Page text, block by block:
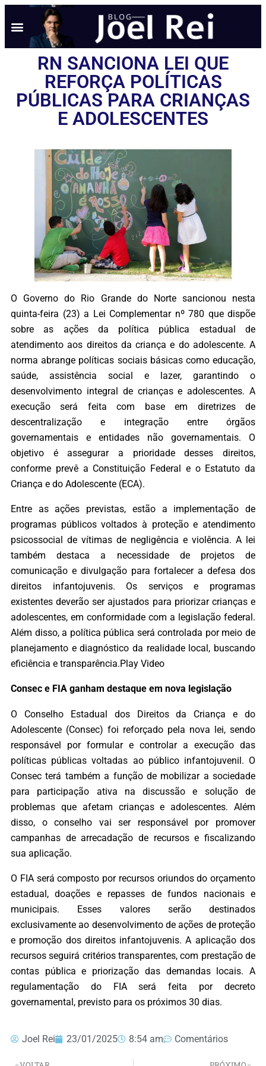
RN SANCIONA LEI QUE
REFORÇA POLÍTICAS
PÚBLICAS PARA CRIANÇAS
E ADOLESCENTES
O Governo do Rio Grande do Norte sancionou nesta
quinta-feira (23) a Lei Complementar nº 780 que dispõe
sobre as ações da política pública estadual de
atendimento aos direitos da criança e do adolescente. A
norma abrange políticas sociais básicas como educação,
saúde, assistência social e lazer, garantindo o
desenvolvimento integral de crianças e adolescentes. A
execução será feita com base em diretrizes de
descentralização e integração entre órgãos
governamentais e entidades não governamentais. O
objetivo é assegurar a prioridade desses direitos,
conforme prevê a Constituição Federal e o Estatuto da
Criança e do Adolescente (ECA).
Entre as ações previstas, estão a implementação de
programas públicos voltados à proteção e atendimento
psicossocial de vítimas de negligência e violência. A lei
também destaca a necessidade de projetos de
comunicação e divulgação para fortalecer a defesa dos
direitos infantojuvenis. Os serviços e programas
existentes deverão ser ajustados para priorizar crianças e
adolescentes, em conformidade com a legislação federal.
Além disso, a política pública será controlada por meio de
planejamento e diagnóstico da realidade local, buscando
eficiência e transparência.Play Video
Consec e FIA ganham destaque em nova legislação
O Conselho Estadual dos Direitos da Criança e do
Adolescente (Consec) foi reforçado pela nova lei, sendo
responsável por formular e controlar a execução das
políticas públicas voltadas ao público infantojuvenil. O
Consec terá também a função de mobilizar a sociedade
para participação ativa na discussão e solução de
problemas que afetam crianças e adolescentes. Além
disso, o conselho vai ser responsável por promover
campanhas de arrecadação de recursos e fiscalizando
sua aplicação.
O FIA será composto por recursos oriundos do orçamento
estadual, doações e repasses de fundos nacionais e
municipais. Esses valores serão destinados
exclusivamente ao desenvolvimento de ações de proteção
e promoção dos direitos infantojuvenis. A aplicação dos
recursos seguirá critérios transparentes, com prestação de
contas pública e priorização das demandas locais. A
regulamentação do FIA será feita por decreto
governamental, previsto para os próximos 30 dias.
Joel Rei 23/01/2025 8:54 am Comentários